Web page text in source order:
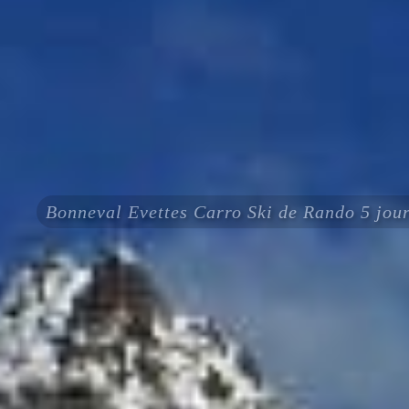
Bonneval Evettes Carro Ski de Rando 5